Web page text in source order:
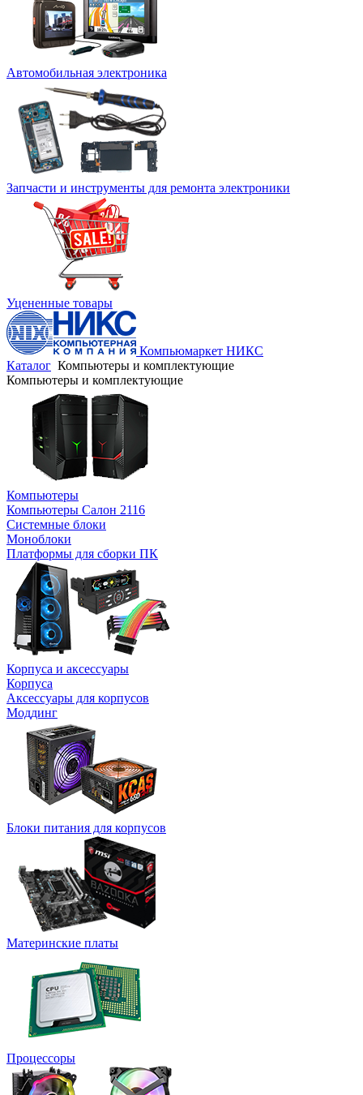
Автомобильная электроника
Запчасти и инструменты для ремонта электроники
Уцененные товары
Компьюмаркет НИКС
Каталог Компьютеры и комплектующие
Компьютеры и комплектующие
Компьютеры
Компьютеры Салон 2116
Системные блоки
Моноблоки
Платформы для сборки ПК
Корпуса и аксессуары
Корпуса
Аксессуары для корпусов
Моддинг
Блоки питания для корпусов
Материнские платы
Процессоры